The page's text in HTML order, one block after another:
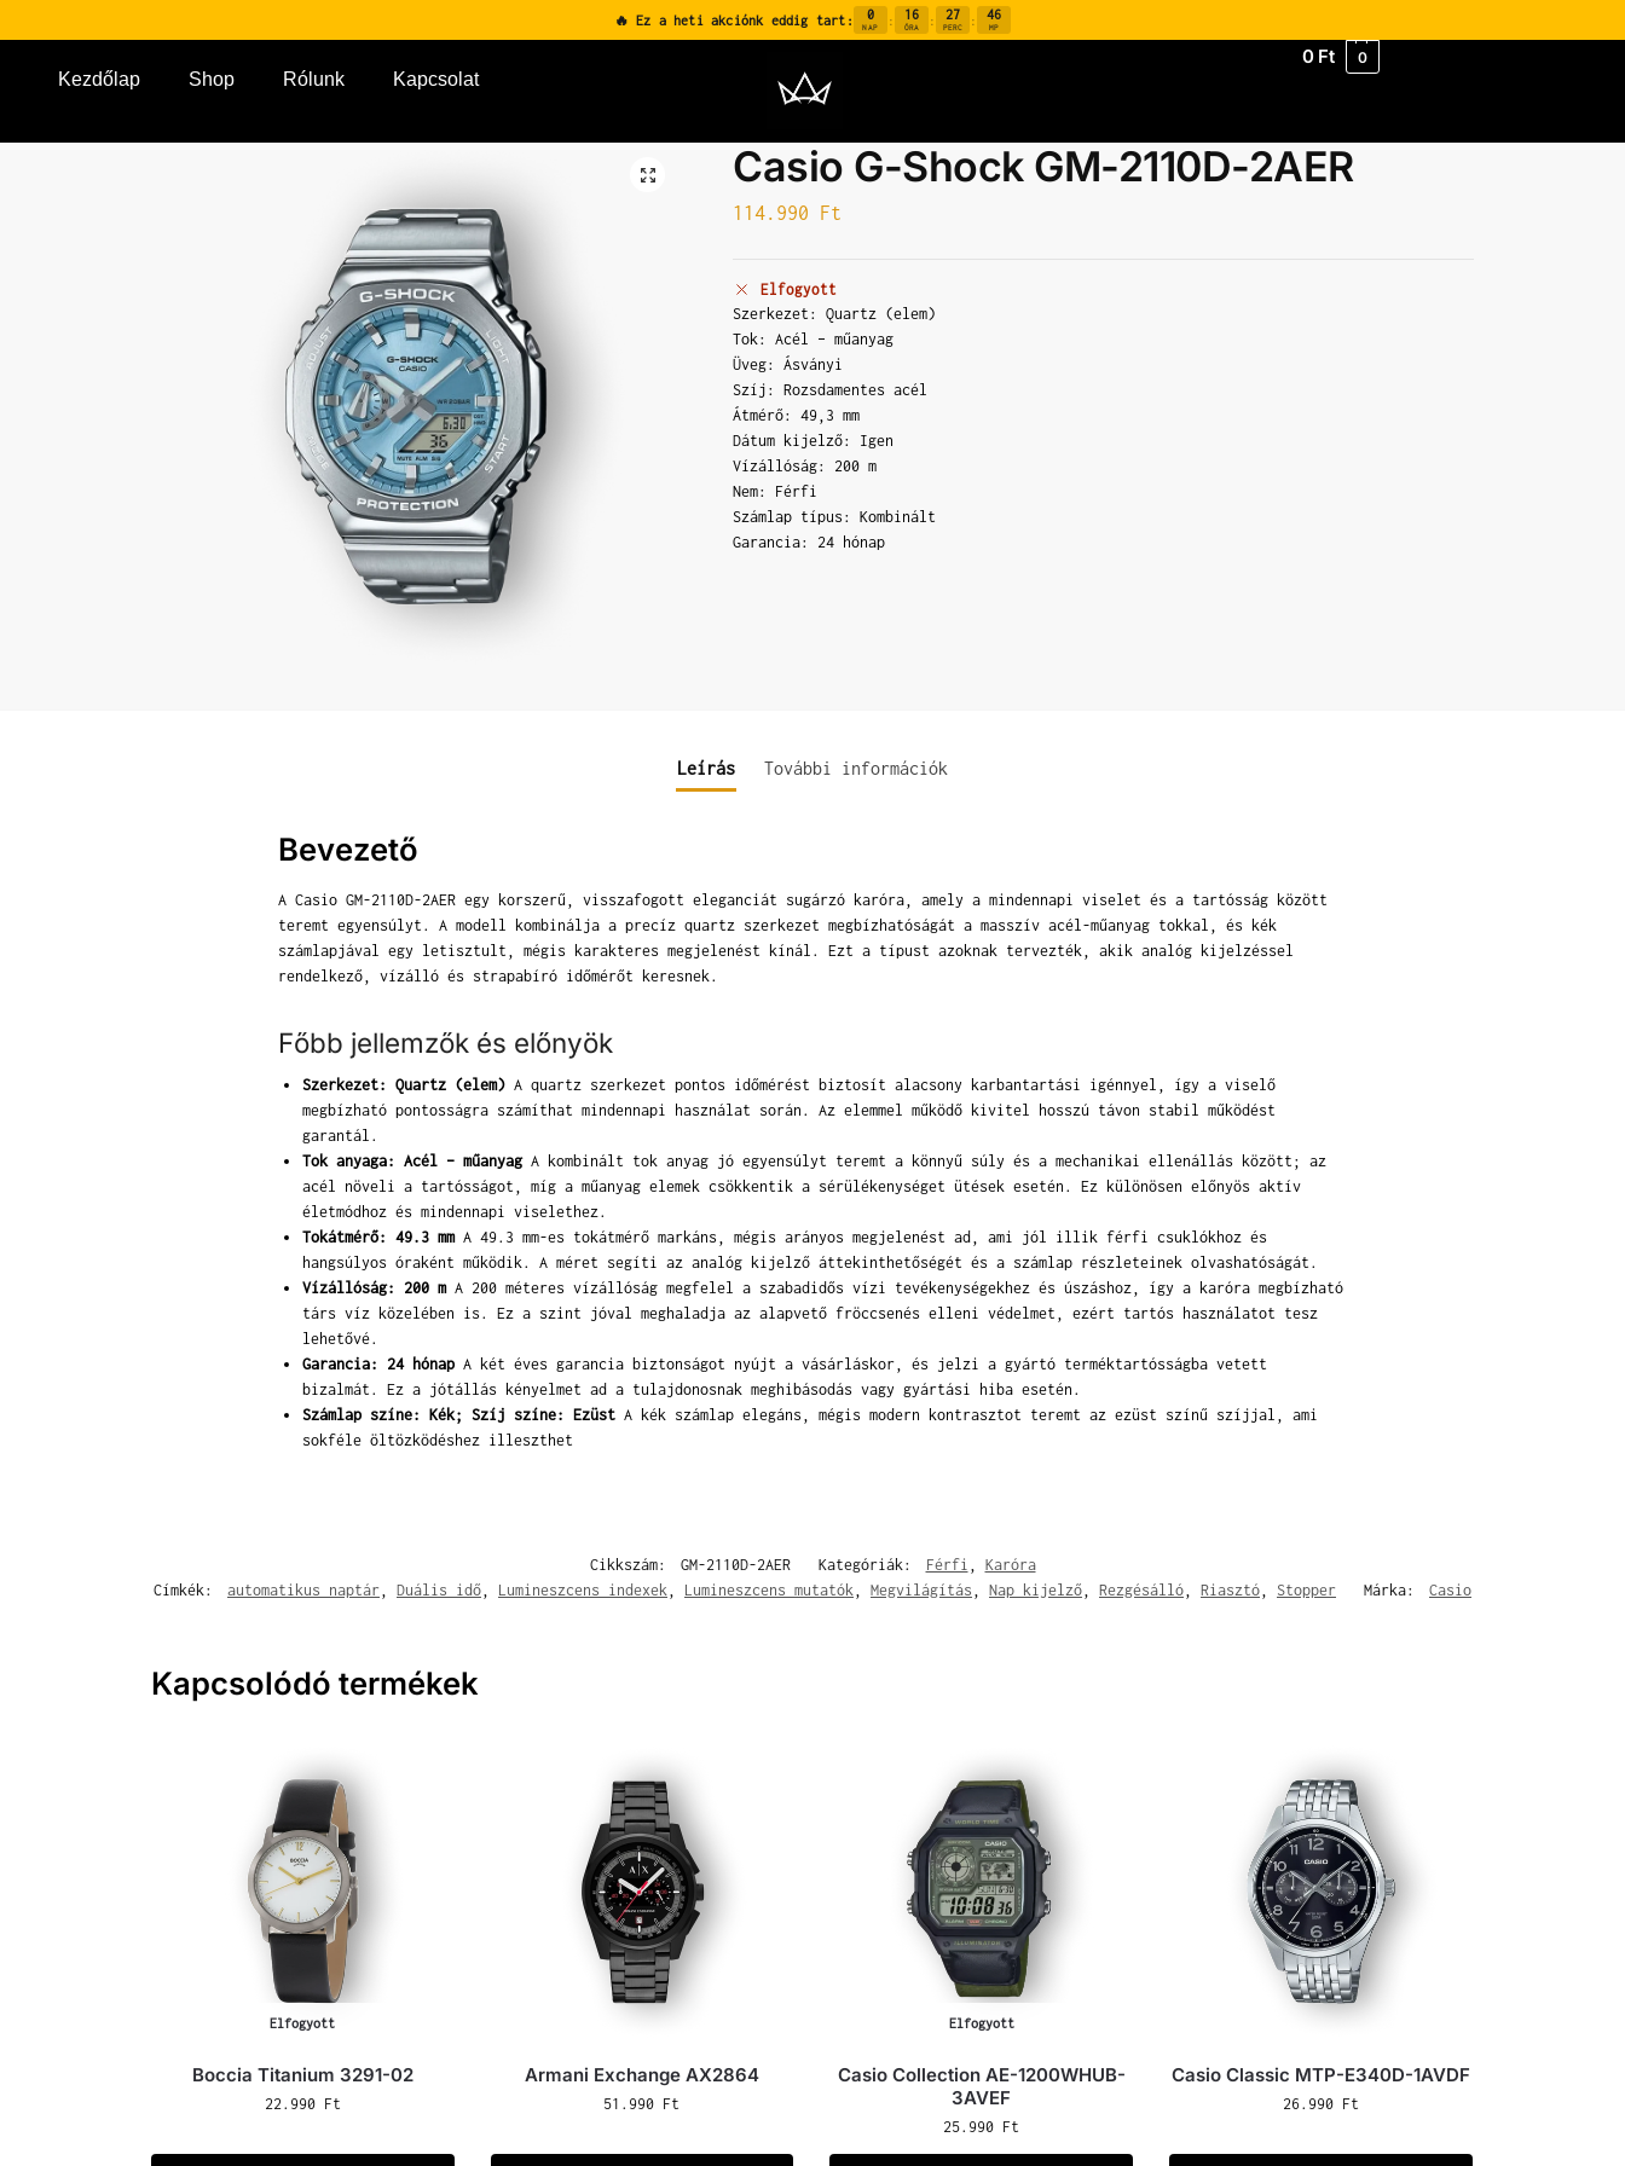
🔥 Ez a heti akciónk eddig tart: 0
NAP : 16
ÓRA : 27
PERC : 45
MP
Kezdőlap Shop Rólunk Kapcsolat
0 Ft 0
Casio G-Shock GM-2110D-2AER
114.990 Ft
Elfogyott
Szerkezet: Quartz (elem)
Tok: Acél – műanyag
Üveg: Ásványi
Szíj: Rozsdamentes acél
Átmérő: 49,3 mm
Dátum kijelző: Igen
Vízállóság: 200 m
Nem: Férfi
Számlap típus: Kombinált
Garancia: 24 hónap
Leírás További információk
Bevezető
A Casio GM-2110D-2AER egy korszerű, visszafogott eleganciát sugárzó karóra, amely a mindennapi viselet és a tartósság között
teremt egyensúlyt. A modell kombinálja a precíz quartz szerkezet megbízhatóságát a masszív acél-műanyag tokkal, és kék
számlapjával egy letisztult, mégis karakteres megjelenést kínál. Ezt a típust azoknak tervezték, akik analóg kijelzéssel
rendelkező, vízálló és strapabíró időmérőt keresnek.
Főbb jellemzők és előnyök
Szerkezet: Quartz (elem)A quartz szerkezet pontos időmérést biztosít alacsony karbantartási igénnyel, így a viselő
megbízható pontosságra számíthat mindennapi használat során. Az elemmel működő kivitel hosszú távon stabil működést
garantál.
Tok anyaga: Acél – műanyagA kombinált tok anyag jó egyensúlyt teremt a könnyű súly és a mechanikai ellenállás között; az
acél növeli a tartósságot, míg a műanyag elemek csökkentik a sérülékenységet ütések esetén. Ez különösen előnyös aktív
életmódhoz és mindennapi viselethez.
Tokátmérő: 49.3 mmA 49.3 mm-es tokátmérő markáns, mégis arányos megjelenést ad, ami jól illik férfi csuklókhoz és
hangsúlyos óraként működik. A méret segíti az analóg kijelző áttekinthetőségét és a számlap részleteinek olvashatóságát.
Vízállóság: 200 mA 200 méteres vízállóság megfelel a szabadidős vízi tevékenységekhez és úszáshoz, így a karóra megbízható
társ víz közelében is. Ez a szint jóval meghaladja az alapvető fröccsenés elleni védelmet, ezért tartós használatot tesz
lehetővé.
Garancia: 24 hónapA két éves garancia biztonságot nyújt a vásárláskor, és jelzi a gyártó terméktartósságba vetett
bizalmát. Ez a jótállás kényelmet ad a tulajdonosnak meghibásodás vagy gyártási hiba esetén.
Számlap színe: Kék; Szíj színe: EzüstA kék számlap elegáns, mégis modern kontrasztot teremt az ezüst színű szíjjal, ami
sokféle öltözködéshez illeszthet
Cikkszám: GM-2110D-2AER Kategóriák: Férfi , Karóra
Címkék:
automatikus naptár, Duális idő, Lumineszcens indexek, Lumineszcens mutatók, Megvilágítás , Nap kijelző, Rezgésálló, Riasztó, Stopper Márka: Casio
Kapcsolódó termékek
Elfogyott
Boccia Titanium 3291-02
22.990 Ft
Armani Exchange AX2864
51.990 Ft
Elfogyott
Casio Collection AE-1200WHUB-
3AVEF
25.990 Ft
Casio Classic MTP-E340D-1AVDF
26.990 Ft